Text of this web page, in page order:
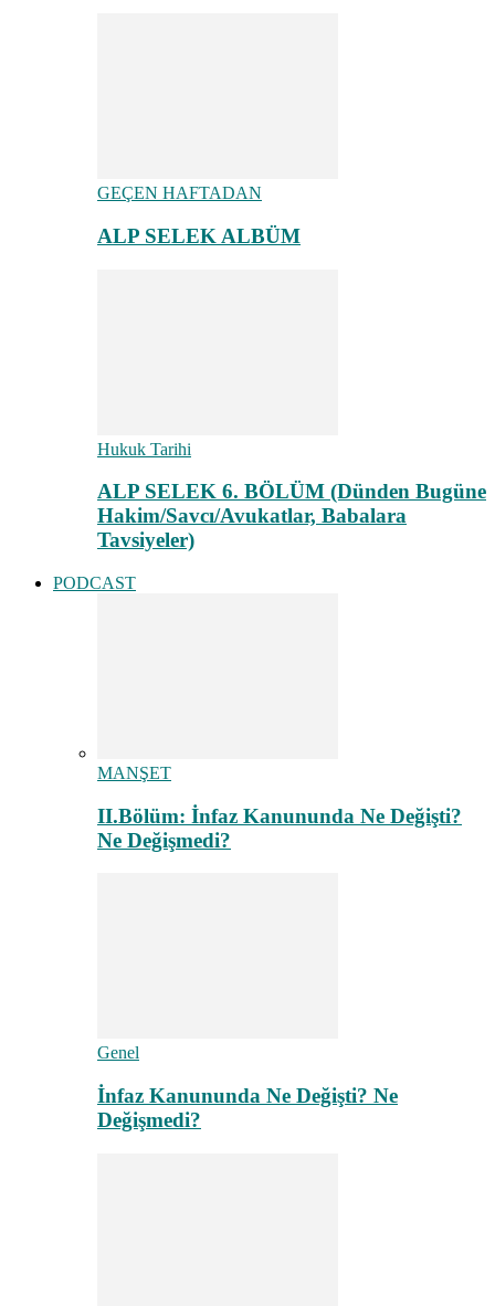
GEÇEN HAFTADAN
ALP SELEK ALBÜM
Hukuk Tarihi
ALP SELEK 6. BÖLÜM (Dünden Bugüne
Hakim/Savcı/Avukatlar, Babalara
Tavsiyeler)
PODCAST
MANŞET
II.Bölüm: İnfaz Kanununda Ne Değişti?
Ne Değişmedi?
Genel
İnfaz Kanununda Ne Değişti? Ne
Değişmedi?